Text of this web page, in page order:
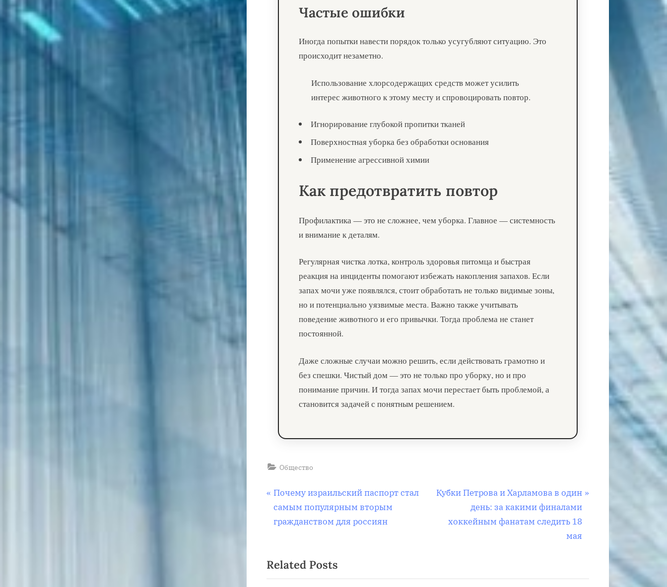
Частые ошибки
Иногда попытки навести порядок только усугубляют ситуацию. Это
происходит незаметно.
Использование хлорсодержащих средств может усилить
интерес животного к этому месту и спровоцировать повтор.
Игнорирование глубокой пропитки тканей
Поверхностная уборка без обработки основания
Применение агрессивной химии
Как предотвратить повтор
Профилактика — это не сложнее, чем уборка. Главное — системность
и внимание к деталям.
Регулярная чистка лотка, контроль здоровья питомца и быстрая
реакция на инциденты помогают избежать накопления запахов. Если
запах мочи уже появлялся, стоит обработать не только видимые зоны,
но и потенциально уязвимые места. Важно также учитывать
поведение животного и его привычки. Тогда проблема не станет
постоянной.
Даже сложные случаи можно решить, если действовать грамотно и
без спешки. Чистый дом — это не только про уборку, но и про
понимание причин. И тогда запах мочи перестает быть проблемой, а
становится задачей с понятным решением.
Общество
Навигация
по
P
r
e
o
u
Почему израильский паспорт стал
самым популярным вторым
гражданством для россиян
N
s
Кубки Петрова и Харламова в один
день: за какими финалами
хоккейным фанатам следить 18
мая
Related Posts